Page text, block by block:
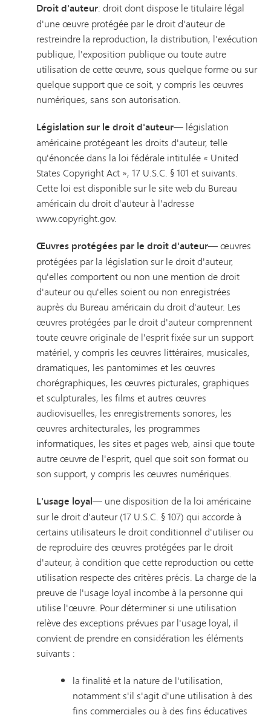
Droit d'auteur: droit dont dispose le titulaire légal
d'une œuvre protégée par le droit d'auteur de
restreindre la reproduction, la distribution, l'exécution
publique, l'exposition publique ou toute autre
utilisation de cette œuvre, sous quelque forme ou sur
quelque support que ce soit, y compris les œuvres
numériques, sans son autorisation.
Législation sur le droit d'auteur— législation
américaine protégeant les droits d'auteur, telle
qu'énoncée dans la loi fédérale intitulée « United
States Copyright Act », 17 U.S.C. § 101 et suivants.
Cette loi est disponible sur le site web du Bureau
américain du droit d'auteur à l'adresse
www.copyright.gov.
Œuvres protégées par le droit d'auteur— œuvres
protégées par la législation sur le droit d'auteur,
qu'elles comportent ou non une mention de droit
d'auteur ou qu'elles soient ou non enregistrées
auprès du Bureau américain du droit d'auteur. Les
œuvres protégées par le droit d'auteur comprennent
toute œuvre originale de l'esprit fixée sur un support
matériel, y compris les œuvres littéraires, musicales,
dramatiques, les pantomimes et les œuvres
chorégraphiques, les œuvres picturales, graphiques
et sculpturales, les films et autres œuvres
audiovisuelles, les enregistrements sonores, les
œuvres architecturales, les programmes
informatiques, les sites et pages web, ainsi que toute
autre œuvre de l'esprit, quel que soit son format ou
son support, y compris les œuvres numériques.
L'usage loyal— une disposition de la loi américaine
sur le droit d'auteur (17 U.S.C. § 107) qui accorde à
certains utilisateurs le droit conditionnel d'utiliser ou
de reproduire des œuvres protégées par le droit
d'auteur, à condition que cette reproduction ou cette
utilisation respecte des critères précis. La charge de la
preuve de l'usage loyal incombe à la personne qui
utilise l'œuvre. Pour déterminer si une utilisation
relève des exceptions prévues par l'usage loyal, il
convient de prendre en considération les éléments
suivants :
la finalité et la nature de l'utilisation,
notamment s'il s'agit d'une utilisation à des
fins commerciales ou à des fins éducatives